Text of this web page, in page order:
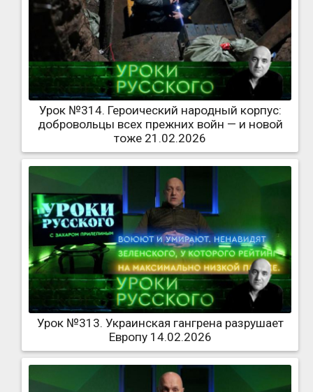
Урок №314. Героический народный корпус:
добровольцы всех прежних войн — и новой
тоже 21.02.2026
Урок №313. Украинская гангрена разрушает
Европу 14.02.2026